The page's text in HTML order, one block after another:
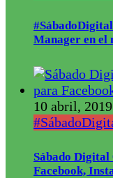
Manager en el
10 abril, 2019
Sábado Digital
Facebook,